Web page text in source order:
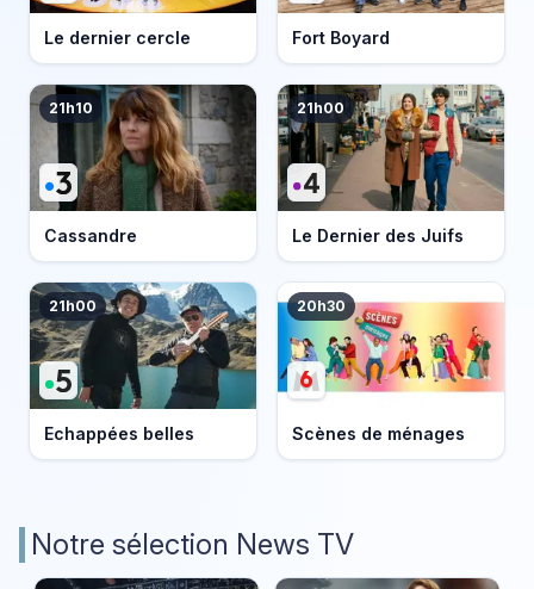
Le dernier cercle Fort Boyard
21h10
Cassandre
21h00
Le Dernier des Juifs
21h00
Echappées belles
20h30
Scènes de ménages
Notre sélection News TV